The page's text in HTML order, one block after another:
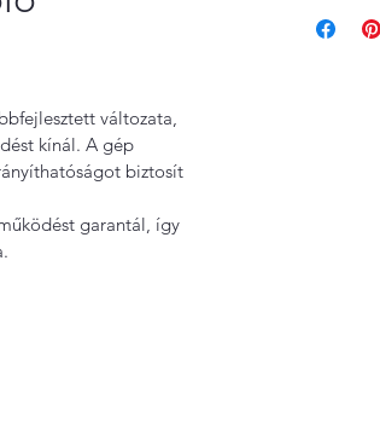
változata,
kínál. A gép
biztosít
garantál, így